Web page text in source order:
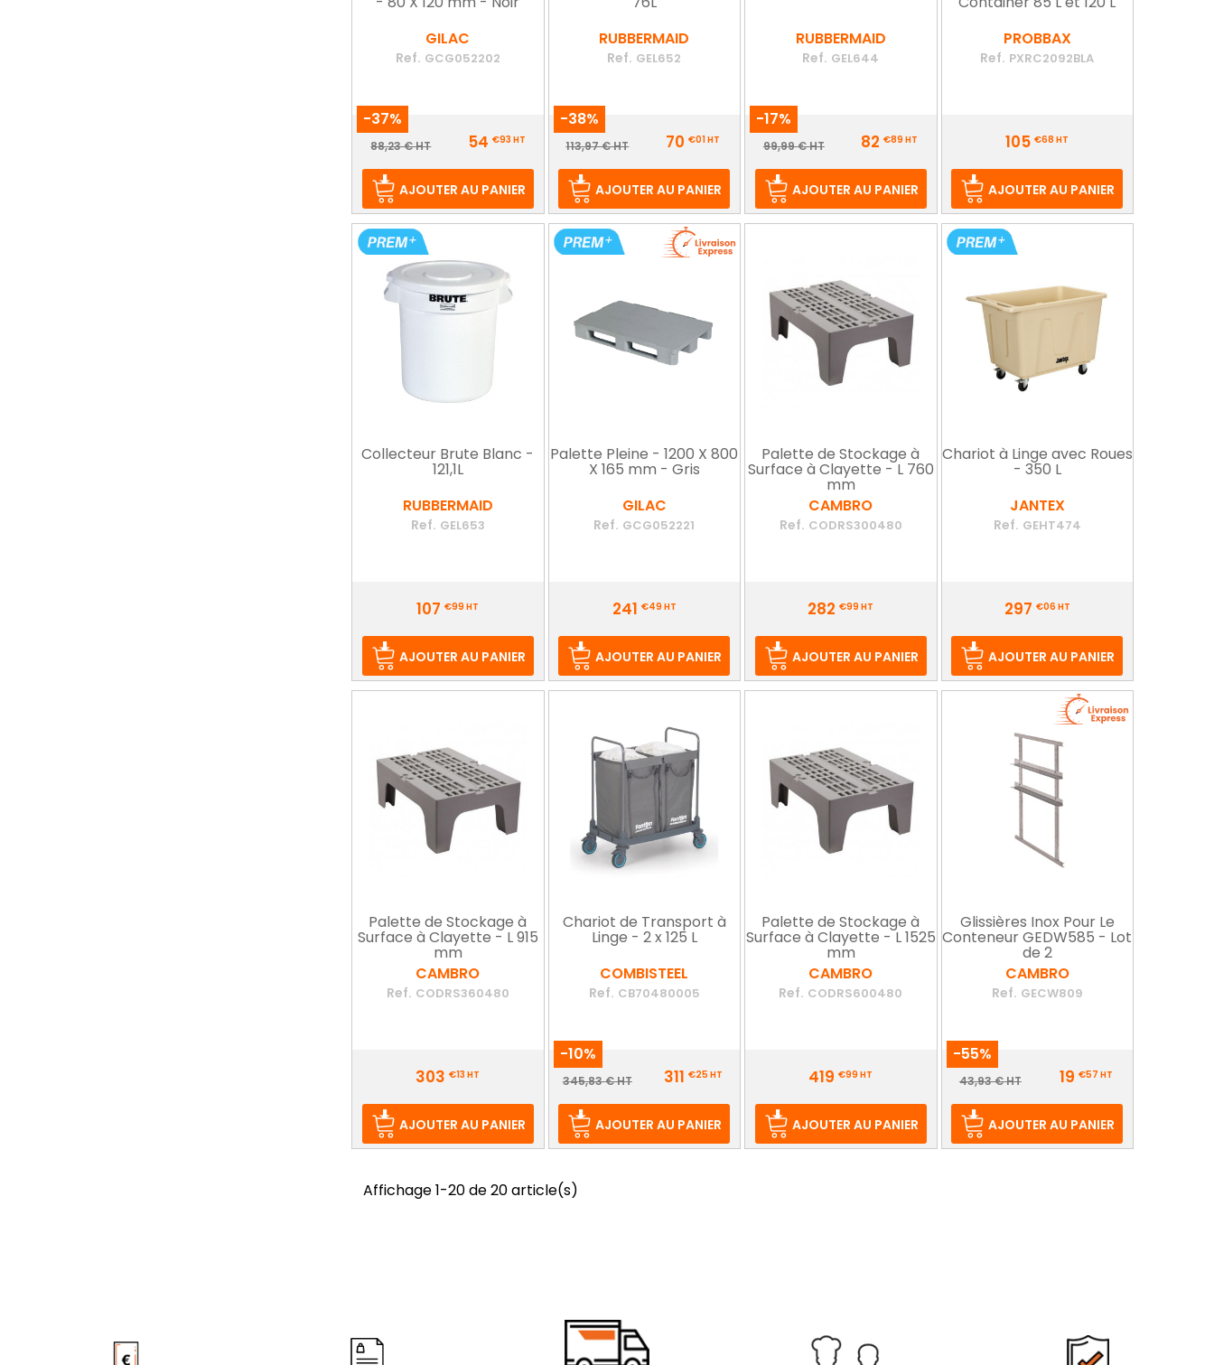
GILAC
Ref. GCG052202
-37%
Prix
Prix
base
88,23 € HT 54 €93HT
AJOUTER AU PANIER
RUBBERMAID
Ref. GEL652
-38%
Prix
Prix
base
113,97 € HT 70€01HT
AJOUTER AU PANIER
RUBBERMAID
Ref. GEL644
-17%
Prix
Prix
base
99,99 € HT 82€89 HT
AJOUTER AU PANIER
PROBBAX
Ref. PXRC2092BLA
105€68 HT
AJOUTER AU PANIER
Collecteur Brute Blanc -
121,1L
RUBBERMAID
Ref. GEL653
107€99 HT
AJOUTER AU PANIER
Palette Pleine - 1200 X 800
X 165 mm - Gris
GILAC
Ref. GCG052221
241 €49 HT
AJOUTER AU PANIER
Palette de Stockage à
Surface à Clayette - L 760
mm
CAMBRO
Ref. CODRS300480
282€99 HT
AJOUTER AU PANIER
Chariot à Linge avec Roues
- 350 L
JANTEX
Ref. GEHT474
297 €06 HT
AJOUTER AU PANIER
Palette de Stockage à
Surface à Clayette - L 915
mm
CAMBRO
Ref. CODRS360480
303€13HT
AJOUTER AU PANIER
Chariot de Transport à
Linge - 2 x 125 L
COMBISTEEL
Ref. CB70480005
-10%
Prix
Prix
base
345,83 € HT 311 €25 HT
AJOUTER AU PANIER
Palette de Stockage à
Surface à Clayette - L 1525
mm
CAMBRO
Ref. CODRS600480
419€99 HT
AJOUTER AU PANIER
Glissières Inox Pour Le
Conteneur GEDW585 - Lot
de 2
CAMBRO
Ref. GECW809
-55%
Prix
Prix
base
43,93 € HT 19 €57 HT
AJOUTER AU PANIER
Affichage 1-20 de 20 article(s)